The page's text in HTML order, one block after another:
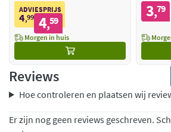
ADVIESPRIJS
4,99 4,59
Morgen in huis
3,79
Reviews
Hoe controleren en plaatsen wij
Er zijn nog geen reviews geschreven.